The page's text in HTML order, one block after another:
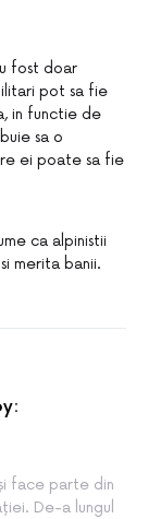
fost doar
pot sa fie
in functie de
sa o
ei poate sa fie
ca alpinistii
merita banii.
face parte din
De-a lungul